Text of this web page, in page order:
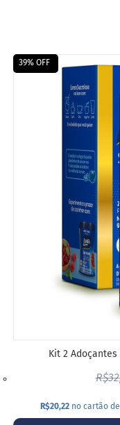
39% OFF
Kit 2
R$20,22 no cartão